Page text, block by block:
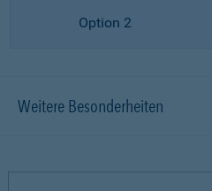
Option 2
Weitere Besonderheiten